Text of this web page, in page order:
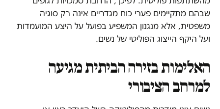
שבהם מתקיימים פערי כוח מגדריים אינה רק סוגיה
משפטית, אלא מנגנון המשפיע בפועל על היצע המועמדות
ועל היקף הייצוג הפוליטי של נשים.
האלימות בזירה הביתית מגיעה
למרחב הציבורי